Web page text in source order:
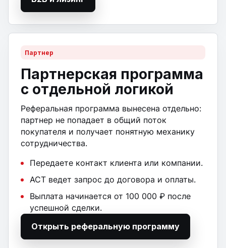
Партнер
Партнерская программа
с отдельной логикой
Реферальная программа вынесена отдельно:
партнер не попадает в общий поток
покупателя и получает понятную механику
сотрудничества.
Передаете контакт клиента или компании.
АСТ ведет запрос до договора и оплаты.
Выплата начинается от 100 000 ₽ после
успешной сделки.
Открыть реферальную программу